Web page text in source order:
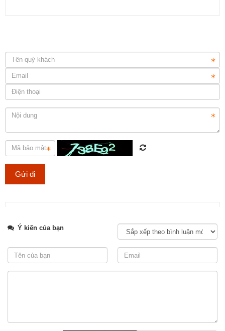
Ý kiến của bạn
Lựa chọn đá ốp mặt bếp uy tín và chuyên nghiệp tại TP.HCM